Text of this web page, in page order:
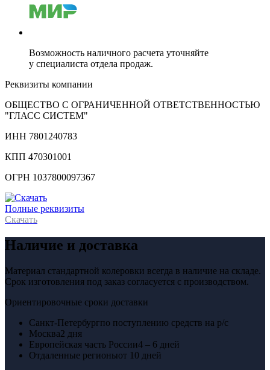
Возможность наличного расчета уточняйте
у специалиста отдела продаж.
Реквизиты компании
ОБЩЕСТВО С ОГРАНИЧЕННОЙ ОТВЕТСТВЕННОСТЬЮ
"ГЛАСС СИСТЕМ"
ИНН 7801240783
КПП 470301001
ОГРН 1037800097367
Полные реквизиты
Скачать
Наличие и доставка
Материал стандартной колеровки всегда в наличие на складе.
Срок изготовления под заказ согласуется с производством.
Ориентировочные сроки доставки
Санкт-Петербургпо поступлению средств на р/с
Москва2 дня
Европейская часть России4 – 6 дней
Отдаленные регионыот 10 дней